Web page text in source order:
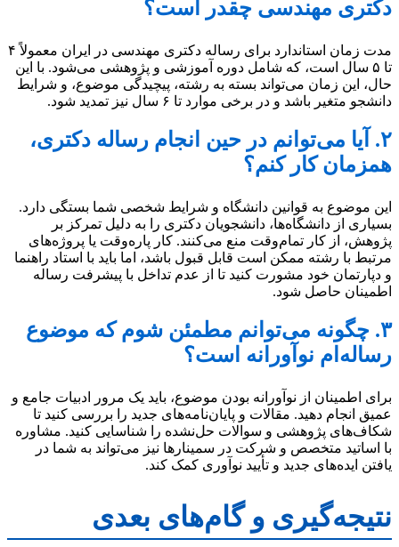
دکتری مهندسی چقدر است؟
مدت زمان استاندارد برای رساله دکتری مهندسی در ایران معمولاً ۴
تا ۵ سال است، که شامل دوره آموزشی و پژوهشی می‌شود. با این
حال، این زمان می‌تواند بسته به رشته، پیچیدگی موضوع، و شرایط
دانشجو متغیر باشد و در برخی موارد تا ۶ سال نیز تمدید شود.
۲. آیا می‌توانم در حین انجام رساله دکتری،
همزمان کار کنم؟
این موضوع به قوانین دانشگاه و شرایط شخصی شما بستگی دارد.
بسیاری از دانشگاه‌ها، دانشجویان دکتری را به دلیل تمرکز بر
پژوهش، از کار تمام‌وقت منع می‌کنند. کار پاره‌وقت یا پروژه‌های
مرتبط با رشته ممکن است قابل قبول باشد، اما باید با استاد راهنما
و دپارتمان خود مشورت کنید تا از عدم تداخل با پیشرفت رساله
اطمینان حاصل شود.
۳. چگونه می‌توانم مطمئن شوم که موضوع
رساله‌ام نوآورانه است؟
برای اطمینان از نوآورانه بودن موضوع، باید یک مرور ادبیات جامع و
عمیق انجام دهید. مقالات و پایان‌نامه‌های جدید را بررسی کنید تا
شکاف‌های پژوهشی و سوالات حل‌نشده را شناسایی کنید. مشاوره
با اساتید متخصص و شرکت در سمینارها نیز می‌تواند به شما در
یافتن ایده‌های جدید و تأیید نوآوری کمک کند.
نتیجه‌گیری و گام‌های بعدی